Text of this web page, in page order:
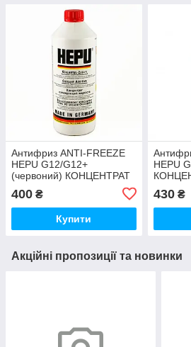
Антифриз ANTI-FREEZE
HEPU G12/G12+
(червоний) КОНЦЕНТРАТ
400 ₴
Купити
HEPU
430₴
Акційні пропозиції та новинки